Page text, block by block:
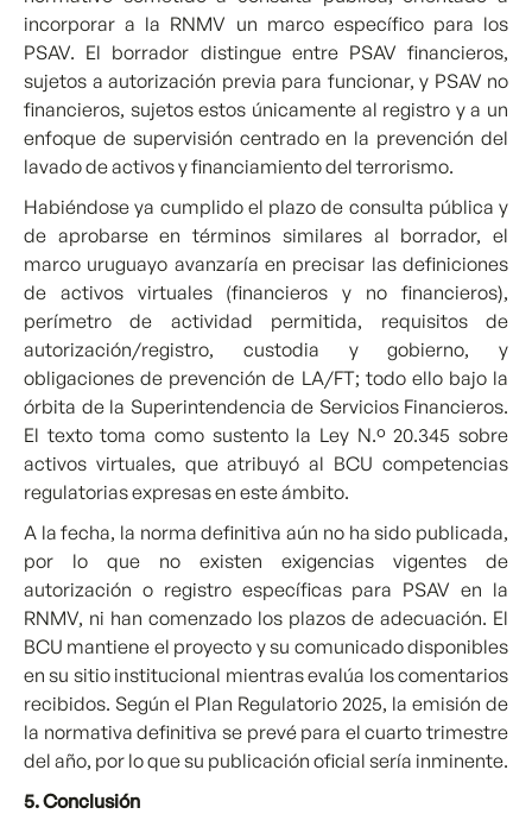
incorporar a la RNMV un marco específico para los
PSAV. El borrador distingue entre PSAV financieros,
sujetos a autorización previa para funcionar, y PSAV no
financieros, sujetos estos únicamente al registro y a un
enfoque de supervisión centrado en la prevención del
lavado de activos y financiamiento del terrorismo.
Habiéndose ya cumplido el plazo de consulta pública y
de aprobarse en términos similares al borrador, el
marco uruguayo avanzaría en precisar las definiciones
de activos virtuales (financieros y no financieros),
perímetro de actividad permitida, requisitos de
autorización/registro, custodia y gobierno, y
obligaciones de prevención de LA/FT; todo ello bajo la
órbita de la Superintendencia de Servicios Financieros.
El texto toma como sustento la Ley N.º 20.345 sobre
activos virtuales, que atribuyó al BCU competencias
regulatorias expresas en este ámbito.
A la fecha, la norma definitiva aún no ha sido publicada,
por lo que no existen exigencias vigentes de
autorización o registro específicas para PSAV en la
RNMV, ni han comenzado los plazos de adecuación. El
BCU mantiene el proyecto y su comunicado disponibles
en su sitio institucional mientras evalúa los comentarios
recibidos. Según el Plan Regulatorio 2025, la emisión de
la normativa definitiva se prevé para el cuarto trimestre
del año, por lo que su publicación oficial sería inminente.
5. Conclusión